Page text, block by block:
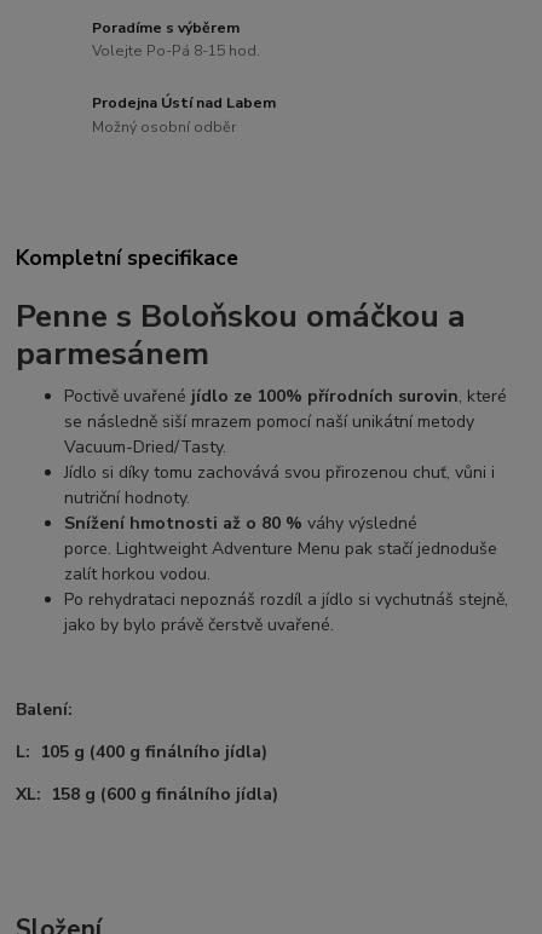
Poradíme s výběrem
Volejte Po-Pá 8-15 hod.
Prodejna Ústí nad Labem
Možný osobní odběr
Kompletní specifikace
Penne s Boloňskou omáčkou a
parmesánem
Poctivě uvařené jídlo ze 100% přírodních surovin, které
se následně siší mrazem pomocí naší unikátní metody
Vacuum-Dried/Tasty.
Jídlo si díky tomu zachovává svou přirozenou chuť, vůni i
nutriční hodnoty.
Snížení hmotnosti až o 80 % váhy výsledné
porce. Lightweight Adventure Menu pak stačí jednoduše
zalít horkou vodou.
Po rehydrataci nepoznáš rozdíl a jídlo si vychutnáš stejně,
jako by bylo právě čerstvě uvařené.
Balení:
L: 105 g (400 g finálního jídla)
XL: 158 g (600 g finálního jídla)